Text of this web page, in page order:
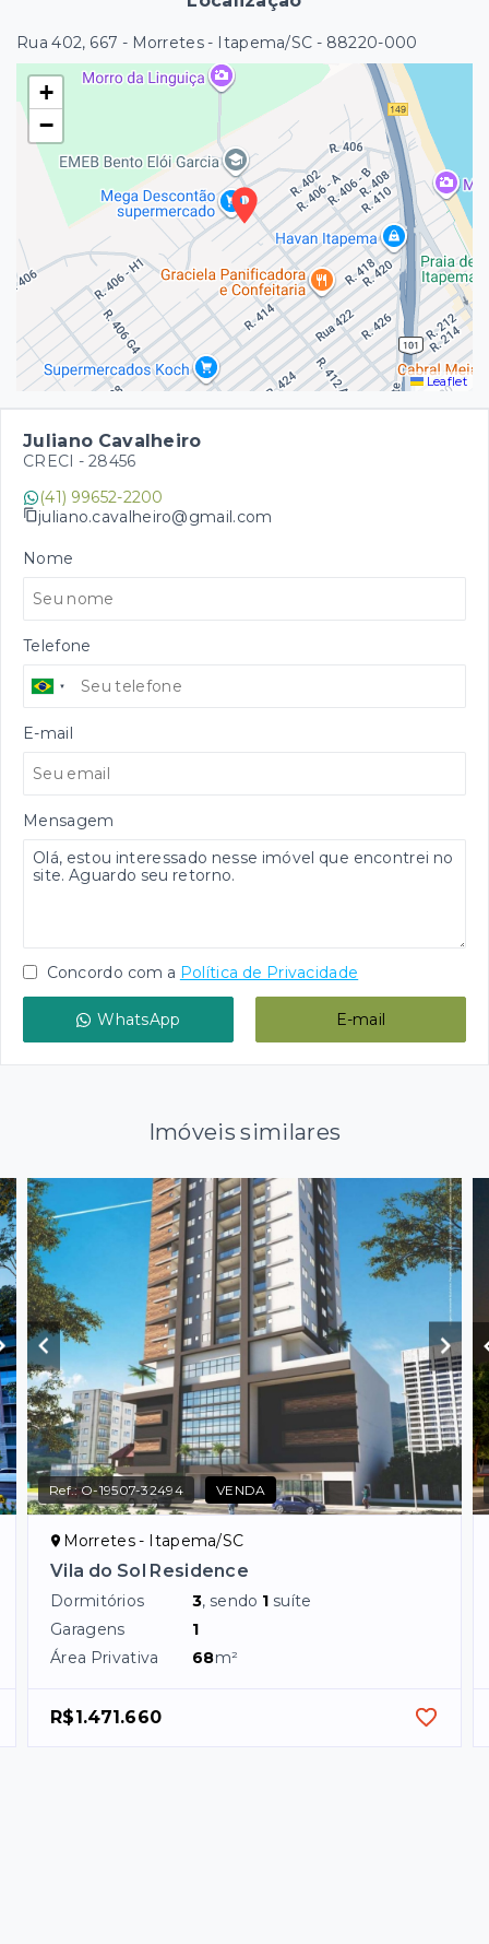
Rua 402, 667 - Morretes - Itapema/SC - 88220-000
+
−
Leaflet
Juliano Cavalheiro
CRECI - 28456
(41) 99652-2200
juliano.cavalheiro@gmail.com
Nome
Telefone
E-mail
Mensagem
Concordo com a Política de Privacidade
WhatsApp E-mail
Imóveis similares
Ref.:O-19507-32494 VENDA
Morretes - Itapema/SC
Vila do Sol Residence
Dormitórios 3, sendo 1 suíte
Garagens
1
Área Privativa
68m²
R$1.471.660